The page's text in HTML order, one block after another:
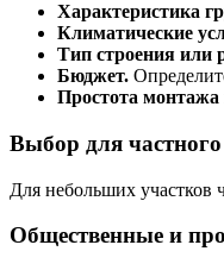
Характеристика
Климатические
Тип строения или
Бюджет.
Простота
Выбор для
Для небольших участков
Общественные и